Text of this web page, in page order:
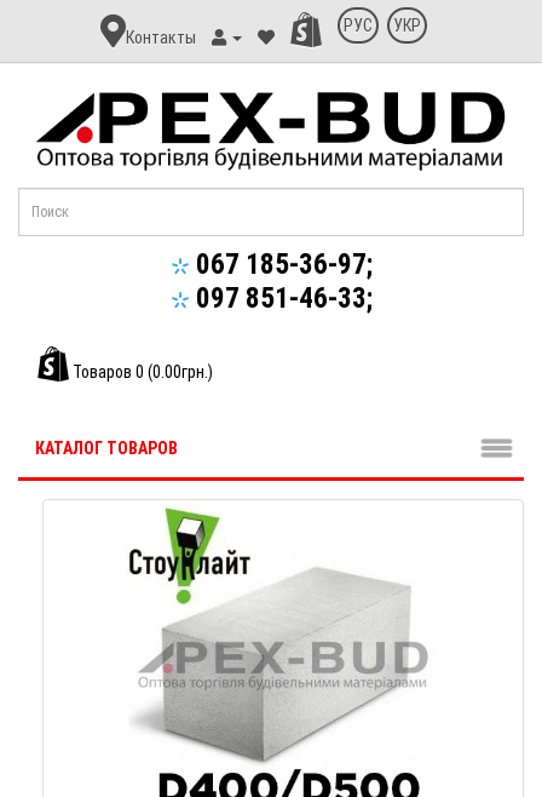
Контакт
Апекс-
Контакты
РУС УКР
067 185-36-97;
097 851-46-33;
Товаров 0 (0.00грн.)
КАТАЛОГ ТОВАРОВ